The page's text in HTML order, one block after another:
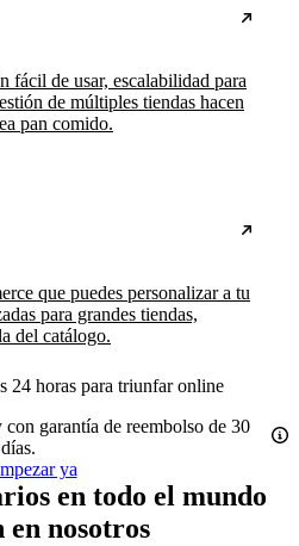
fácil de usar, escalabilidad para
de múltiples tiendas hacen
pan comido.
que puedes personalizar a tu
para grandes tiendas,
del catálogo.
24 horas para triunfar online
garantía de reembolso de 30
días.
ya
en todo el mundo
en nosotros